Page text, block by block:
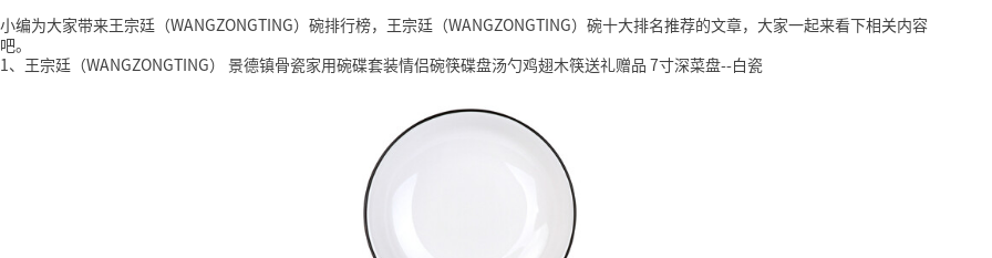
小编为大家带来王宗廷（WANGZONGTING）碗排行榜，王宗廷（WANGZONGTING）碗十大排名推荐的文章，大家一起来看下相关内容
吧。
1、王宗廷（WANGZONGTING） 景德镇骨瓷家用碗碟套装情侣碗筷碟盘汤勺鸡翅木筷送礼赠品 7寸深菜盘--白瓷